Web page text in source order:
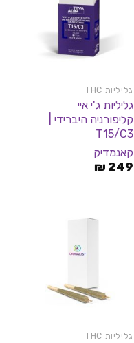
גליליות THC
גליליות ג'י איי
קליפורניה היברידי |
T15/C3
קאנמדיק
249
₪
גליליות THC